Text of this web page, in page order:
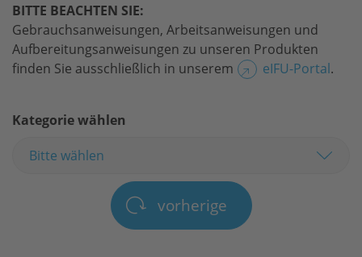
BITTE BEACHTEN SIE:
Gebrauchsanweisungen, Arbeitsanweisungen und
Aufbereitungsanweisungen zu unseren Produkten
finden Sie ausschließlich in unserem
eIFU-Portal.
Kategorie wählen
vorherige